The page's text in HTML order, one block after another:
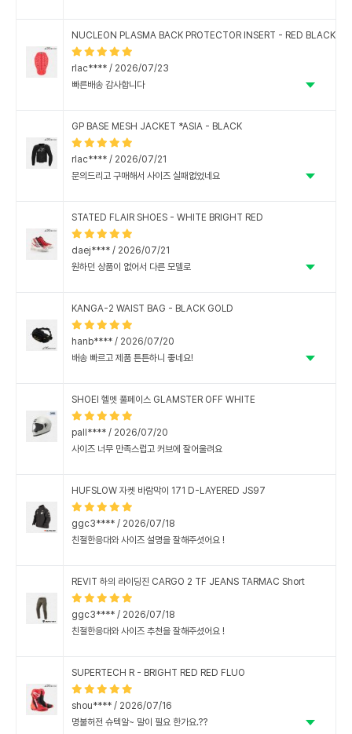
NUCLEON PLASMA BACK PROTECTOR INSERT - RED BLACK
rlac**** / 2026/07/23
빠른배송 감사합니다
GP BASE MESH JACKET *ASIA - BLACK
rlac**** / 2026/07/21
문의드리고 구매해서 사이즈 실패없었네요
STATED FLAIR SHOES - WHITE BRIGHT RED
daej**** / 2026/07/21
원하던 상품이 없어서 다른 모델로
KANGA-2 WAIST BAG - BLACK GOLD
hanb**** / 2026/07/20
배송 빠르고 제품 튼튼하니 좋네요!
SHOEI 헬멧 풀페이스 GLAMSTER OFF WHITE
pall**** / 2026/07/20
사이즈 너무 만족스럽고 커브에 잘어울려요
HUFSLOW 자켓 바람막이 171 D-LAYERED JS97
ggc3**** / 2026/07/18
친절한응대와 사이즈 설명을 잘해주셧어요 !
REVIT 하의 라이딩진 CARGO 2 TF JEANS TARMAC Short
ggc3**** / 2026/07/18
친절한응대와 사이즈 추천을 잘해주셨어요 !
SUPERTECH R - BRIGHT RED RED FLUO
shou**** / 2026/07/16
명불허전 슈텍알~ 말이 필요 한가요.??